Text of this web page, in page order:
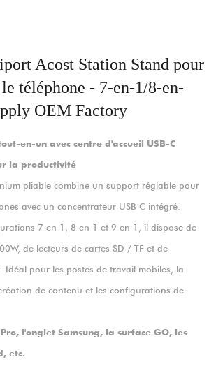
Acost Station Stand pour
téléphone - 7-en-1/8-en-
OEM Factory
en-un avec centre d'accueil USB-C
la productivité
pliable combine un support réglable pour
avec un concentrateur USB-C intégré.
7 en 1, 8 en 1 et 9 en 1, il dispose de
de lecteurs de cartes SD / TF et de
Idéal pour les postes de travail mobiles, la
de contenu et les configurations de
l'onglet Samsung, la surface GO, les
etc.